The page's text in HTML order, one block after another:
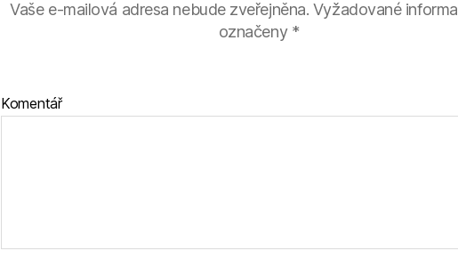
Vaše e-mailová adresa nebude zveřejněna. Vyžadované
označeny *
Komentář